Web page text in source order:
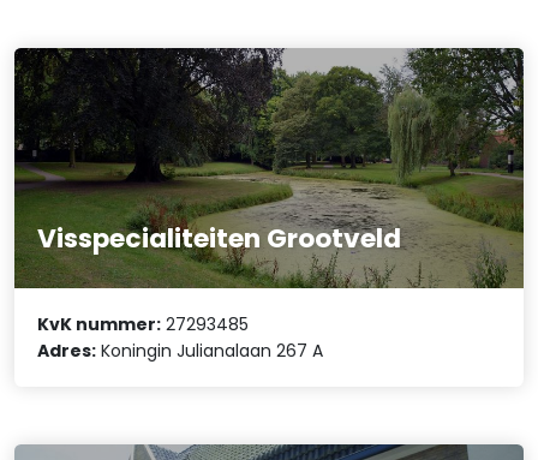
Visspecialiteiten Grootveld
KvK nummer: 27293485
Adres: Koningin Julianalaan 267 A